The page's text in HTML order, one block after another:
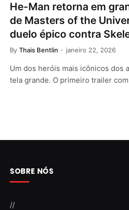
He-Man retorna em
de Masters of the
duelo épico contra
By Thais Bentlin janeiro 22, 2026
Um dos heróis mais icônicos dos
tela grande. O primeiro trailer
SOBRE NÓS
//